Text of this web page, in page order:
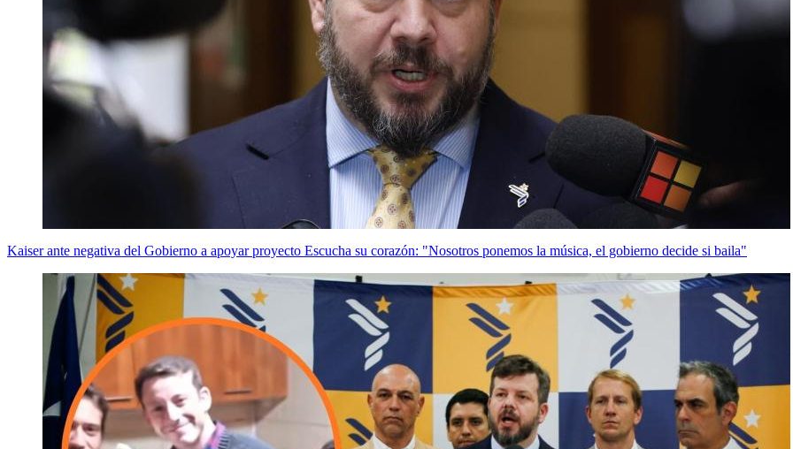
Kaiser ante negativa del Gobierno a apoyar proyecto Escucha su corazón: "Nosotros ponemos la música, el gobierno decide si baila"